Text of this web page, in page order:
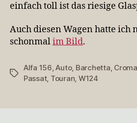
einfach toll ist das riesige
Auch diesen Wagen hatte ich
schonmalim Bild.
Schlagwörter
Alfa 156 ,Auto, Barchetta Croma
Passat, Touran W124